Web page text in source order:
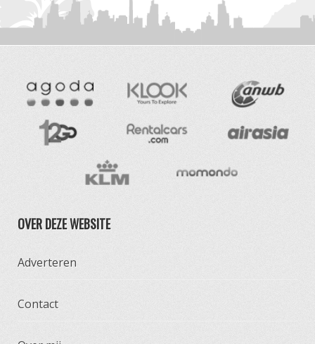
OVER DEZE WEBSITE
Adverteren
Contact